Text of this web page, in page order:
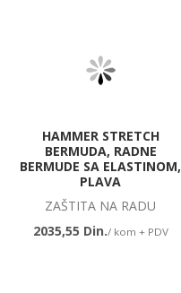
HAMMER STRETCH
BERMUDA, RADNE
BERMUDE SA ELASTINOM,
PLAVA
ZAŠTITA NA RADU
2035,55 Din./ kom + PDV